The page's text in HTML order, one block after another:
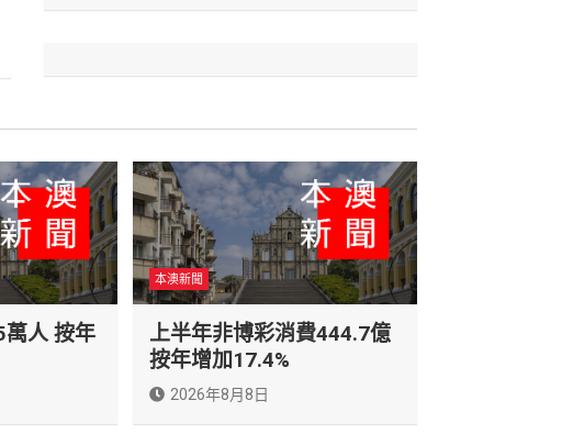
人 按年
本澳新聞
上半年非博彩消費444.7億
按年增加17.4%
2026年8月8日